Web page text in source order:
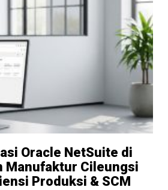
Oracle NetSuite di
Manufaktur Cileungsi
Produksi & SCM